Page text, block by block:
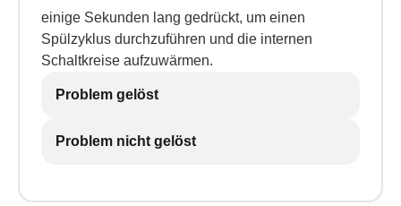
einige Sekunden lang gedrückt, um einen
Spülzyklus durchzuführen und die internen
Schaltkreise aufzuwärmen.
Problem gelöst
Problem nicht gelöst